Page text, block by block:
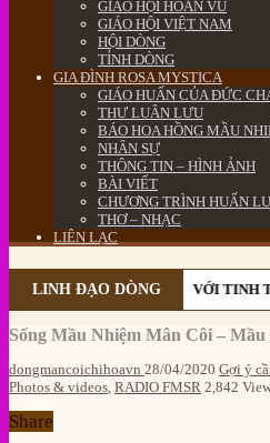
GIÁO HỘI HOÀN VŨ
GIÁO HỘI VIỆT NAM
HỘI DÒNG
TỈNH DÒNG
GIA ĐÌNH ROSA MYSTICA
GIÁO HUẤN CỦA ĐỨC
THƯ LUÂN LƯU
BÁO HOA HỒNG MẦU
NHÂN SỰ
THÔNG TIN – HÌNH ẢNH
BÀI VIẾT
CHƯƠNG TRÌNH HUẤN
THƠ – NHẠC
LIÊN LẠC
LINH ĐẠO DÒNG VỚI TINH
Sống Mầu Nhiệm Mân Côi – Mầu
dongmancoichihoavn 28/04/2020 Gợi ý
Photos & videos RADIO FMSR 2,842
Share